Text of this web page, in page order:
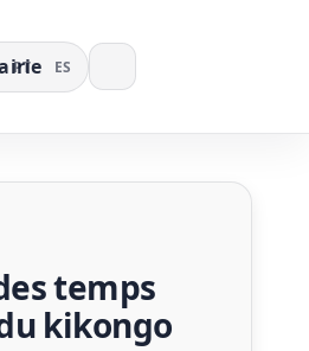
PT ES
temps
kikongo